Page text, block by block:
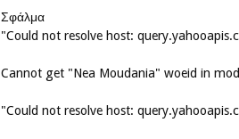
Σφάλμα
"Could not resolve host:
Cannot get "Nea Moudania" woeid in
"Could not resolve host: